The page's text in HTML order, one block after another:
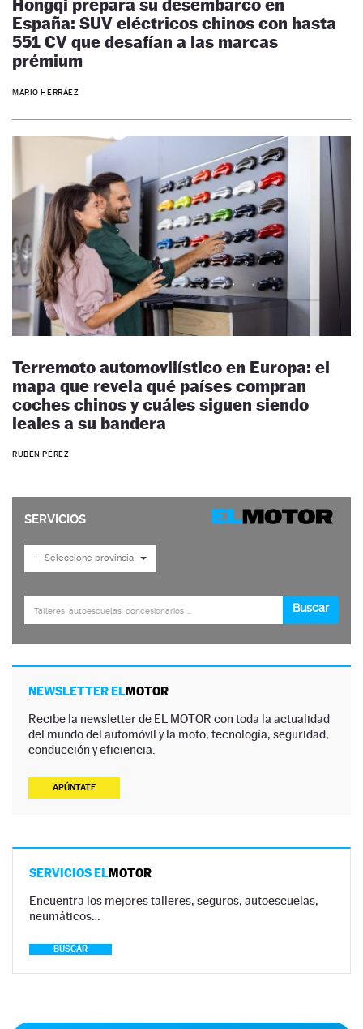
Hongqi prepara su desembarco en
España: SUV eléctricos chinos con hasta
551 CV que desafían a las marcas
prémium
MARIO HERRÁEZ
Terremoto automovilístico en Europa: el
mapa que revela qué países compran
coches chinos y cuáles siguen siendo
leales a su bandera
RUBÉN PÉREZ
NEWSLETTER ELMOTOR
Recibe la newsletter de EL MOTOR con toda la actualidad
del mundo del automóvil y la moto, tecnología, seguridad,
conducción y eficiencia.
APÚNTATE
SERVICIOS ELMOTOR
Encuentra los mejores talleres, seguros, autoescuelas,
neumáticos…
BUSCAR